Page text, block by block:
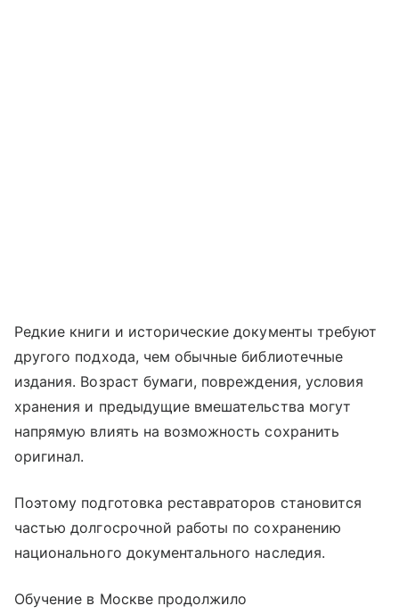
Редкие книги и исторические документы требуют
другого подхода, чем обычные библиотечные
издания. Возраст бумаги, повреждения, условия
хранения и предыдущие вмешательства могут
напрямую влиять на возможность сохранить
оригинал.
Поэтому подготовка реставраторов становится
частью долгосрочной работы по сохранению
национального документального наследия.
Обучение в Москве продолжило